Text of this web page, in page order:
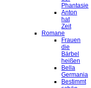
Phantasie
Anton
hat
Zeit
Romane
Frauen
die
Bärbel
heißen
Bella
Germania
Bestimmt